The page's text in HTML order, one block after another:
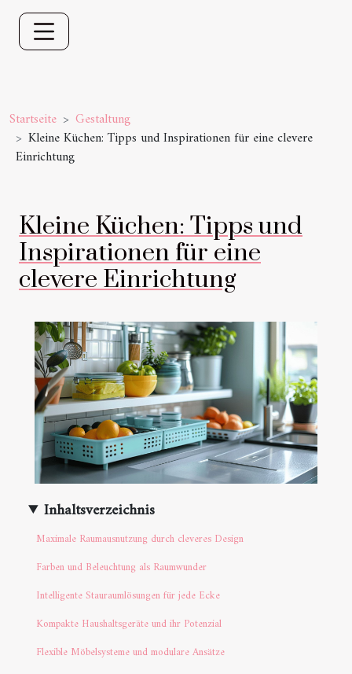
Startseite
Gestaltung
Kleine Küchen: Tipps und Inspirationen für eine clevere
Einrichtung
Kleine Küchen: Tipps und
Inspirationen für eine
clevere Einrichtung
Inhaltsverzeichnis
Maximale Raumausnutzung durch cleveres Design
Farben und Beleuchtung als Raumwunder
Intelligente Stauraumlösungen für jede Ecke
Kompakte Haushaltsgeräte und ihr Potenzial
Flexible Möbelsysteme und modulare Ansätze